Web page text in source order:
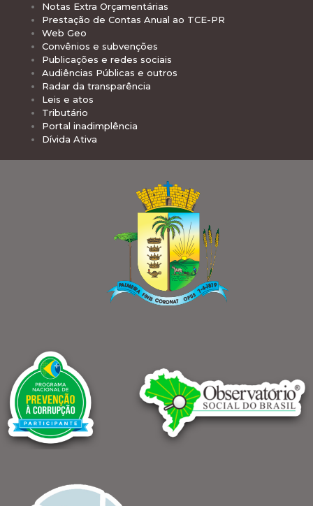
Notas Extra Orçamentárias
Prestação de Contas Anual ao TCE-PR
Web Geo
Convênios e subvenções
Publicações e redes sociais
Audiências Públicas e outros
Radar da transparência
Leis e atos
Tributário
Portal inadimplência
Dívida Ativa